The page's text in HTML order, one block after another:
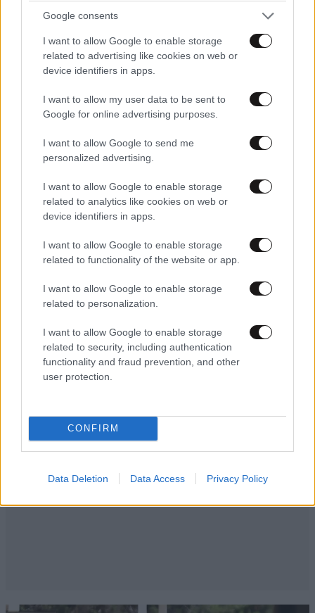
Google consents
I want to allow Google to enable storage
related to advertising like cookies on web or
device identifiers in apps.
I want to allow my user data to be sent to
Google for online advertising purposes.
I want to allow Google to send me
personalized advertising.
I want to allow Google to enable storage
related to analytics like cookies on web or
device identifiers in apps.
I want to allow Google to enable storage
related to functionality of the website or app.
I want to allow Google to enable storage
related to personalization.
I want to allow Google to enable storage
related to security, including authentication
functionality and fraud prevention, and other
user protection.
CONFIRM
Data Deletion Data Access Privacy Policy
08·08·2026 19:12
Εριέττα Κούρκουλου – Τα 33α γενέθλια και τα
φιλιά με τον Βύρωνα Βασιλειάδη: «Καμία στιγμή
ευτυχίας δεδομένη»